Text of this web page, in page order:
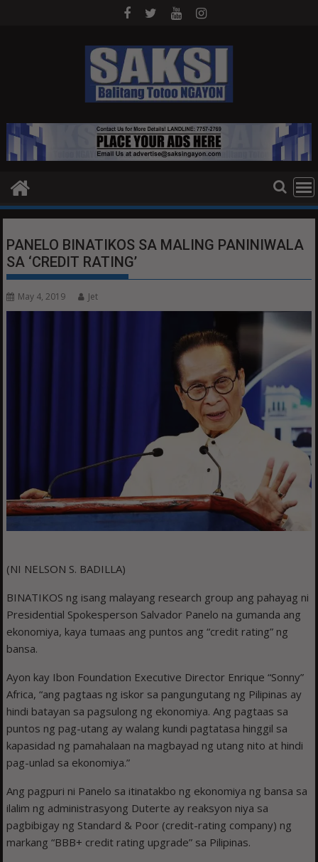
PANELO BINATIKOS SA MALING PANINIWALA
SA ‘CREDIT RATING’
May 4, 2019 Jet
(NI NELSON S. BADILLA)
BINATIKOS ng isang malayang research group ang pahayag ni
Presidential Spokesperson Salvador Panelo na gumanda ang
ekonomiya, kaya tumaas ang puntos ang “credit rating” ng
bansa.
Ayon kay Ibon Foundation Executive Director Enrique “Sonny”
Africa, “ang pagtaas ng iskor sa pangungutang ng Pilipinas ay
hindi batayan sa pagsulong ng ekonomiya. Ang pagtaas sa
puntos ng pag-utang ay walang kundi pagtatasa hinggil sa
kapasidad ng pamahalaan na magbayad ng utang nito at hindi
pag-unlad sa ekonomiya.”
Ang pagpuri ni Panelo sa itinatakbo ng ekonomiya ng bansa sa
ilalim ng administrasyong Duterte ay reaksyon niya sa
pagbibigay ng Standard & Poor (credit-rating company) ng
markang “BBB+ credit rating upgrade” sa Pilipinas.